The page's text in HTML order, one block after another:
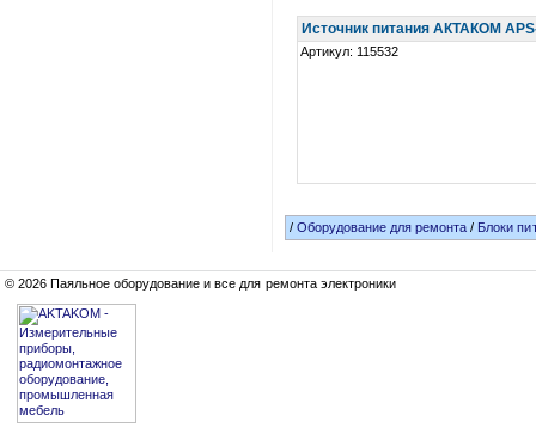
Источник питания АКТАКОМ
Артикул: 115532
/Оборудование для ремонта / Блоки
© 2026 Паяльное оборудование и все для ремонта электроники